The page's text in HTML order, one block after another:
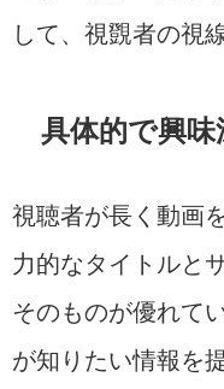
して、視覴者の視
具体的で興
視聴者が長く動画
力的なタイトルと
そのものが優れて
が知りたい情報を